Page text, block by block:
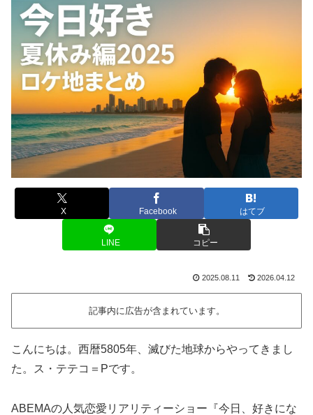
X Facebook はてブ
LINE コピー
2025.08.11 2026.04.12
記事内に広告が含まれています。
こんにちは。西暦5805年、滅びた地球からやってきまし
た。ス・テテコ＝Pです。
ABEMAの人気恋愛リアリティーショー『今日、好きにな